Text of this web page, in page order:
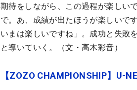
期待をしながら、この過程が楽しい
で。あ、成績が出たほうが楽しいで
いまは楽しいですね」。成功と失敗
と導いていく。（文・高木彩音）
【ZOZO CHAMPIONSHIP】U-